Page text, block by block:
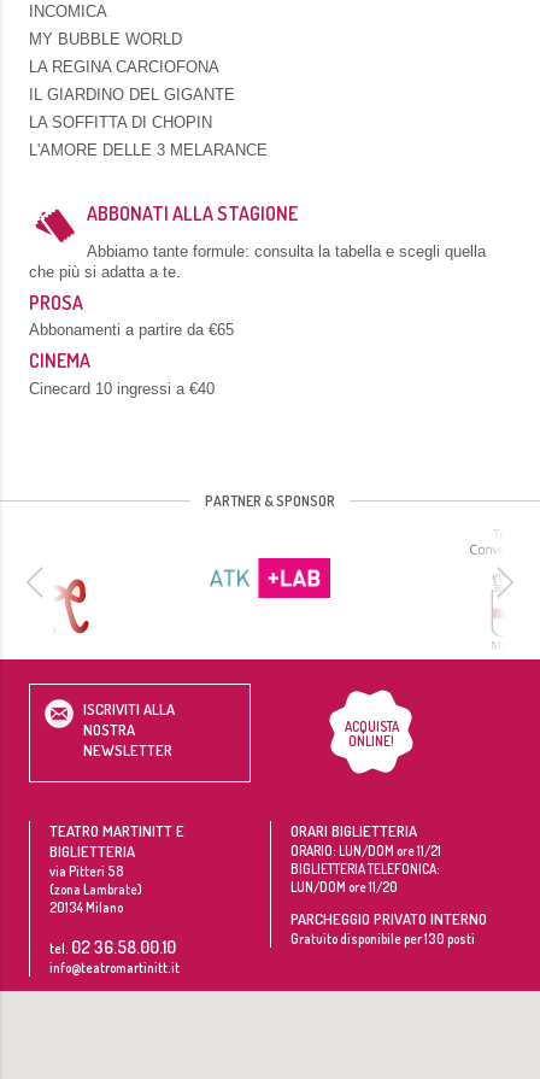
INCOMICA
MY BUBBLE WORLD
LA REGINA CARCIOFONA
IL GIARDINO DEL GIGANTE
LA SOFFITTA DI CHOPIN
L'AMORE DELLE 3 MELARANCE
ABBONATI ALLA STAGIONE
Abbiamo tante formule: consulta la tabella e scegli quella
che più si adatta a te.
PROSA
Abbonamenti a partire da €65
CINEMA
Cinecard 10 ingressi a €40
PARTNER & SPONSOR
ISCRIVITI ALLA
NOSTRA
NEWSLETTER
ACQUISTA
ONLINE!
TEATRO MARTINITT E
BIGLIETTERIA
via Pitteri 58
(zona Lambrate)
20134Milano
tel. 02 36.58.00.10
info@teatromartinitt.it
ORARI BIGLIETTERIA
ORARIO: LUN/DOM ore 11/21
BIGLIETTERIA TELEFONICA:
LUN/DOM ore 11/20
PARCHEGGIO PRIVATO INTERNO
Gratuito disponibile per 130 posti